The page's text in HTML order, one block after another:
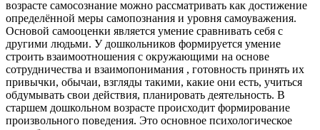
возрасте самосознание можно рассматривать как достижение
определённой меры самопознания и уровня самоуважения.
Основой самооценки является умение сравнивать себя с
другими людьми. У дошкольников формируется умение
строить взаимоотношения с окружающими на основе
сотрудничества и взаимопонимания , готовность принять их
привычки, обычаи, взгляды такими, какие они есть, учиться
обдумывать свои действия, планировать деятельность. В
старшем дошкольном возрасте происходит формирование
произвольного поведения. Это основное психологическое